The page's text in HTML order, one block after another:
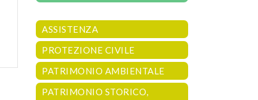
ASSISTENZA
PROTEZIONE CIVILE
PATRIMONIO AMBIENTALE
PATRIMONIO STORICO,